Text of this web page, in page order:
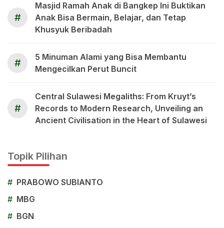
#
Masjid Ramah Anak di Bangkep Ini Buktikan
Anak Bisa Bermain, Belajar, dan Tetap
Khusyuk Beribadah
#
5 Minuman Alami yang Bisa Membantu
Mengecilkan Perut Buncit
#
Central Sulawesi Megaliths: From Kruyt’s
Records to Modern Research, Unveiling an
Ancient Civilisation in the Heart of Sulawesi
Topik Pilihan
# PRABOWO SUBIANTO
# MBG
# BGN